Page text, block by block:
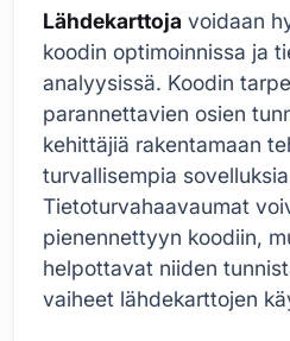
Lähdekarttoja voidaan
koodin optimoinnissa ja
analyysissä. Koodin
parannettavien osien
kehittäjiä rakentamaan
turvallisempia
Tietoturvahaavaumat
pienennettyyn koodiin,
helpottavat niiden
vaiheet lähdekarttojen